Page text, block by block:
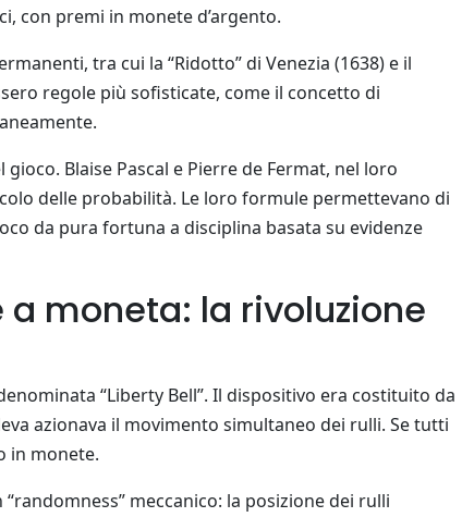
con premi in monete d’argento.
tra cui la “Ridotto” di Venezia (1638) e il
regole più sofisticate, come il concetto di
Blaise Pascal e Pierre de Fermat, nel loro
delle probabilità. Le loro formule permettevano di
da pura fortuna a disciplina basata su evidenze
a moneta: la rivoluzione
“Liberty Bell”. Il dispositivo era costituito da
azionava il movimento simultaneo dei rulli. Se tutti
in monete.
meccanico: la posizione dei rulli